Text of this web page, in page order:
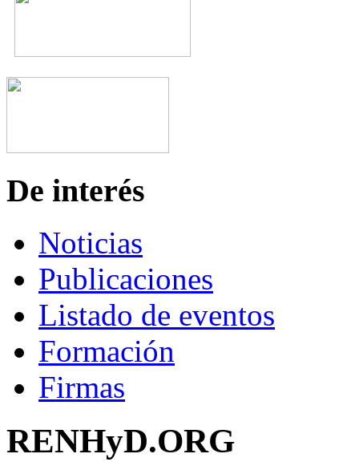
De interés
Noticias
Publicaciones
Listado de eventos
Formación
Firmas
RENHyD.ORG